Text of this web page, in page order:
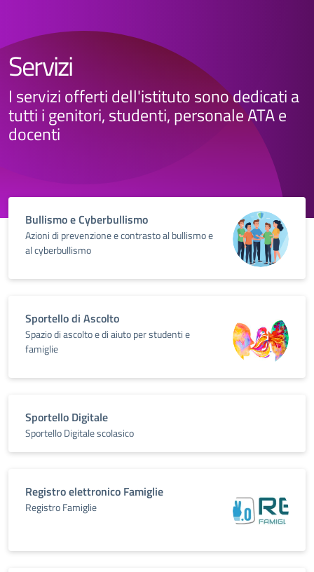
Servizi
I servizi offerti dell'istituto sono dedicati a
tutti i genitori, studenti, personale ATA e
docenti
Bullismo e Cyberbullismo
Azioni di prevenzione e contrasto al bullismo e
al cyberbullismo
Sportello di Ascolto
Spazio di ascolto e di aiuto per studenti e
famiglie
Sportello Digitale
Sportello Digitale scolasico
Registro elettronico Famiglie
Registro Famiglie